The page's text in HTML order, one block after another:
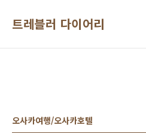
트레블러 다이어리
오사카여행/오사카호텔